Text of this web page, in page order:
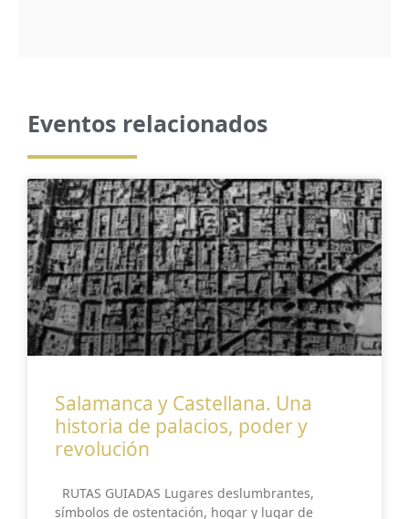
Eventos relacionados
Salamanca y Castellana. Una
historia de palacios, poder y
revolución
RUTAS GUIADAS Lugares deslumbrantes,
símbolos de ostentación, hogar y lugar de